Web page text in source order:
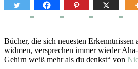
Bücher, die sich neuesten
widmen, versprechen immer wieder
Gehirn weiß mehr als du denkst“ von